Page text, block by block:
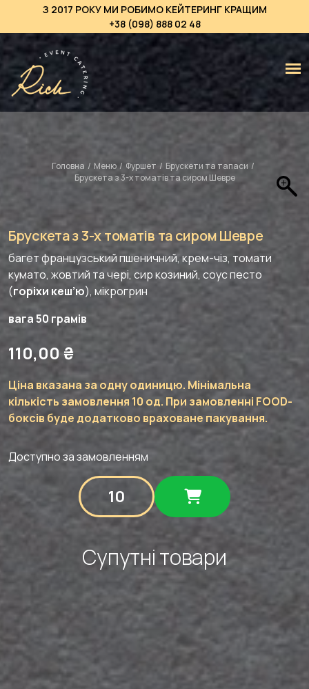
З 2017 РОКУ МИ РОБИМО КЕЙТЕРИНГ КРАЩИМ
+38 (098) 888 02 48
Головна / Меню / Фуршет / Брускети та тапаси /
Брускета з 3-х томатів та сиром Шевре
Брускета з 3-х томатів та сиром Шевре
багет французський пшеничний, крем-чіз, томати
кумато, жовтий та чері, сир козиний, соус песто
(горіхи кеш’ю), мікрогрин
вага 50 грамів
110,00₴
Ціна вказана за одну одиницю. Мінімальна
кількість замовлення 10 од. При замовленні FOOD-
боксів буде додатково враховане пакування.
Доступно за замовленням
Брускета
з
3-
томатів
та
кількість
Супутні товари